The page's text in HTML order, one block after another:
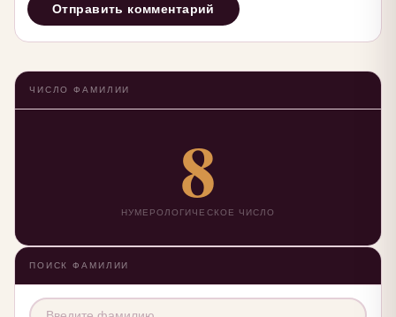
ЧИСЛО ФАМИЛИИ
8
НУМЕРОЛОГИЧЕСКОЕ ЧИСЛО
ПОИСК ФАМИЛИИ